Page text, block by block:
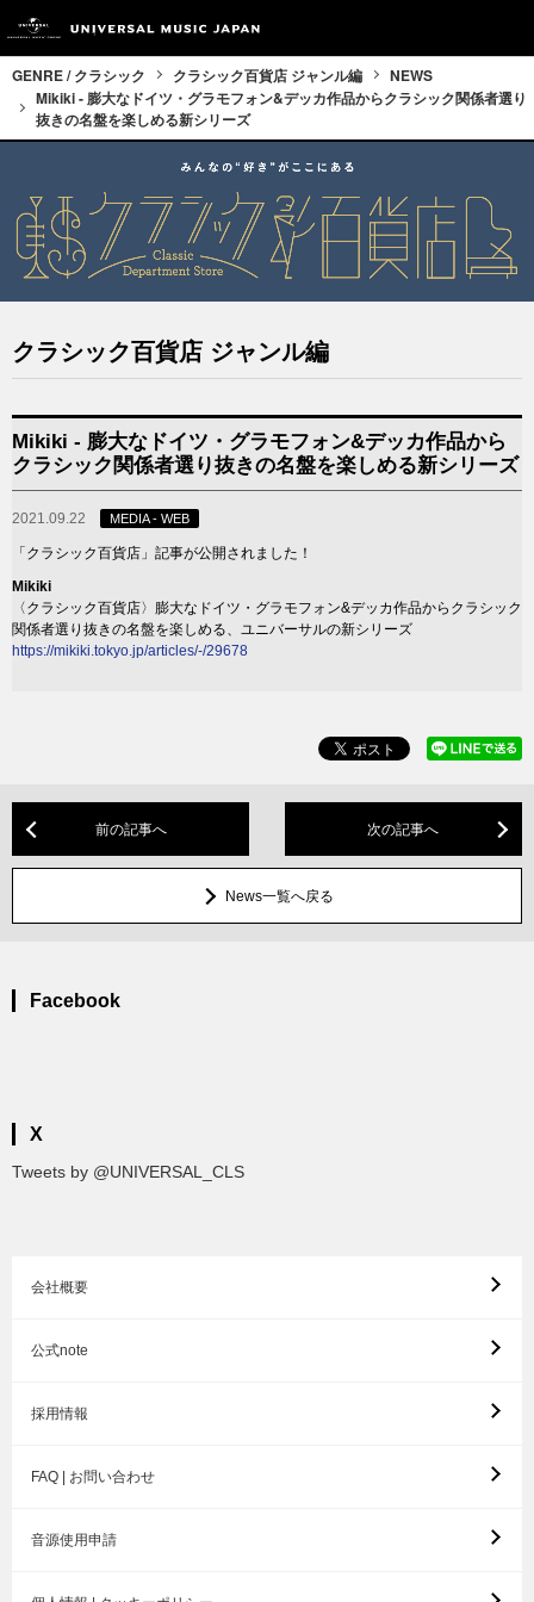
GENRE / クラシック クラシック百貨店 ジャンル編
NEWS
Mikiki - 膨大なドイツ・グラモフォン&デッカ作品からクラシック関係者選り
抜きの名盤を楽しめる新シリーズ
クラシック百貨店 ジャンル編
Mikiki - 膨大なドイツ・グラモフォン&デッカ作品から
クラシック関係者選り抜きの名盤を楽しめる新シリーズ
2021.09.22 MEDIA - WEB
「クラシック百貨店」記事が公開されました！
Mikiki
〈クラシック百貨店〉膨大なドイツ・グラモフォン&デッカ作品からクラシック
関係者選り抜きの名盤を楽しめる、ユニバーサルの新シリーズ
https://mikiki.tokyo.jp/articles/-/29678
前の記事へ 次の記事へ
News一覧へ戻る
Facebook
X
Tweets by @UNIVERSAL_CLS
会社概要
公式note
採用情報
FAQ | お問い合わせ
音源使用申請